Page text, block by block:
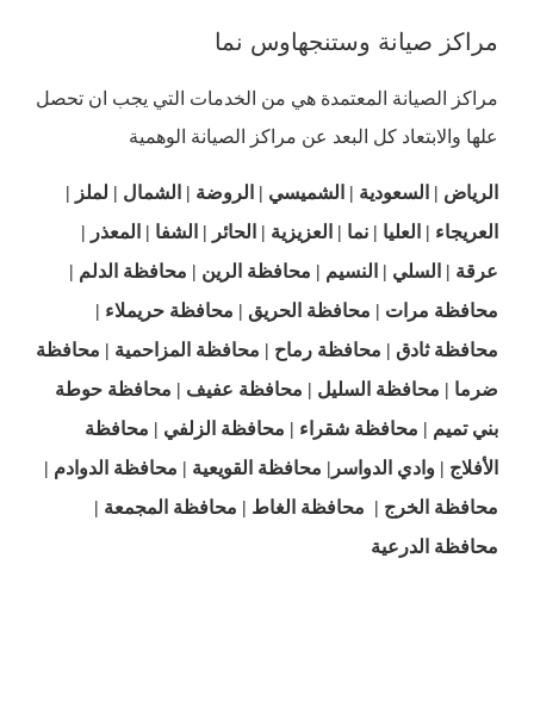
مراكز صيانة وستنجهاوس نما
مراكز الصيانة المعتمدة هي من الخدمات التي يجب ان تحصل
علها والابتعاد كل البعد عن مراكز الصيانة الوهمية
الرياض | السعودية | الشميسي | الروضة | الشمال | لملز |
العريجاء | العليا | نما | العزيزية | الحائر | الشفا | المعذر |
عرقة | السلي | النسيم | محافظة الرين | محافظة الدلم |
محافظة مرات | محافظة الحريق | محافظة حريملاء |
محافظة ثادق | محافظة رماح | محافظة المزاحمية | محافظة
ضرما | محافظة السليل | محافظة عفيف | محافظة حوطة
بني تميم | محافظة شقراء | محافظة الزلفي | محافظة
الأفلاج | وادي الدواسر| محافظة القويعية | محافظة الدوادم |
محافظة الخرج | محافظة الغاط | محافظة المجمعة |
محافظة الدرعية